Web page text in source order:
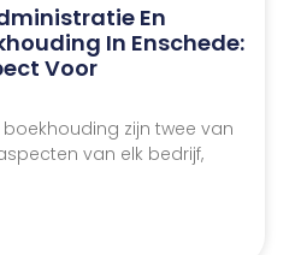
En
In Enschede:
Voor
zijn twee van
van elk bedrijf,